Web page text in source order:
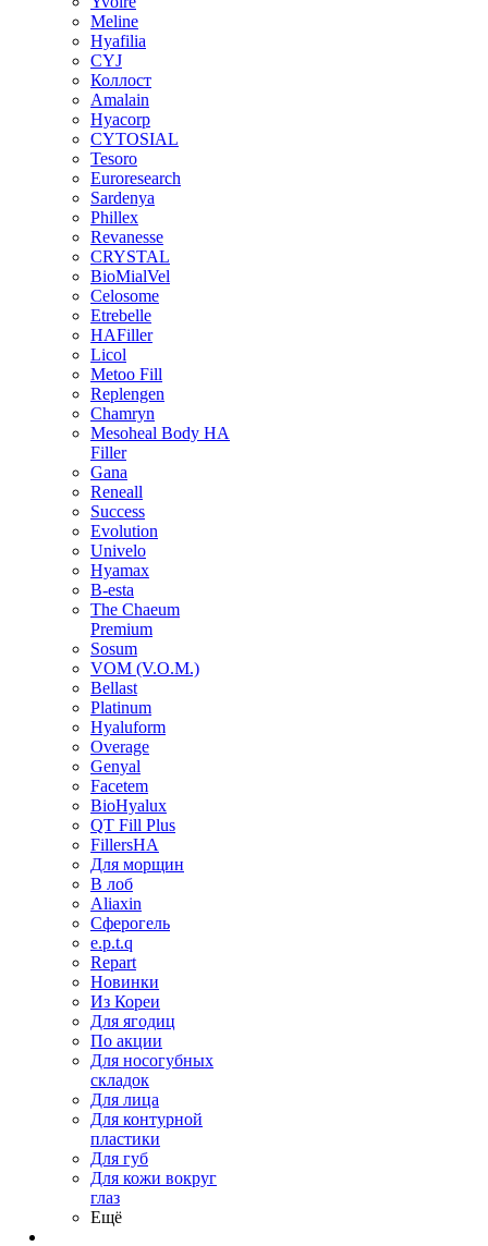
Meline
Hyafilia
CYJ
Коллост
Amalain
Hyacorp
CYTOSIAL
Tesoro
Euroresearch
Sardenya
Phillex
Revanesse
CRYSTAL
BioMialVel
Celosome
Etrebelle
HAFiller
Licol
Metoo Fill
Replengen
Chamryn
Mesoheal Body HA
Filler
Gana
Reneall
Success
Evolution
Univelo
Hyamax
B-esta
The Chaeum
Premium
Sosum
VOM (V.O.M.)
Bellast
Platinum
Hyaluform
Overage
Genyal
Facetem
BioHyalux
QT Fill Plus
FillersHA
Для морщин
В лоб
Aliaxin
Сферогель
e.p.t.q
Repart
Новинки
Из Кореи
Для ягодиц
По акции
Для носогубных
складок
Для лица
Для контурной
пластики
Для губ
Для кожи вокруг
глаз
Ещё